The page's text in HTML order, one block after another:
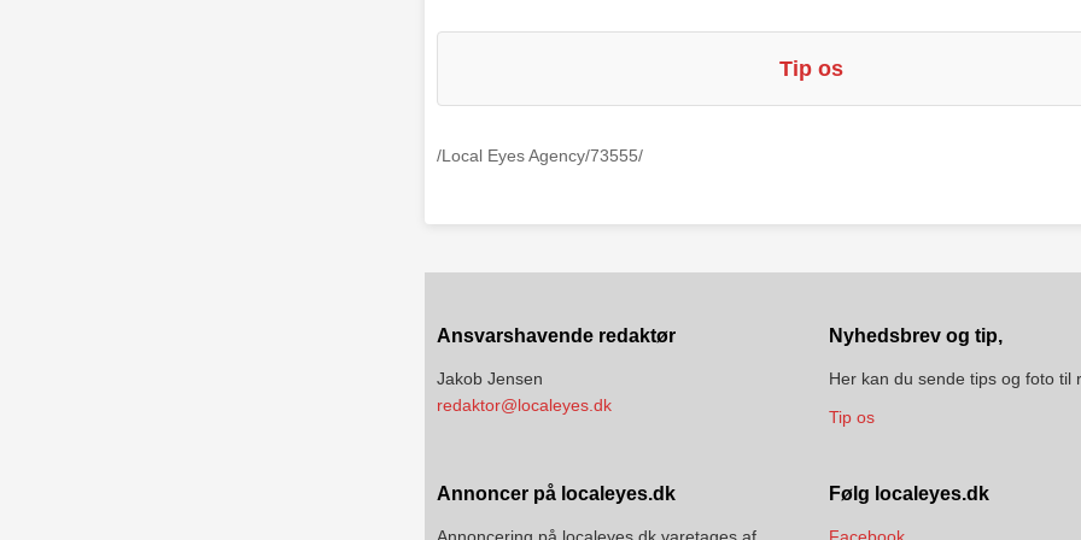
Tip os
/Local Eyes Agency/73555/
Ansvarshavende redaktør
Jakob Jensen
redaktor@localeyes.dk
Nyhedsbrev og tip,
Her kan du sende tips og foto til
Tip os
Annoncer på localeyes.dk
Annoncering på localeyes.dk varetages af
Følg localeyes.dk
Facebook